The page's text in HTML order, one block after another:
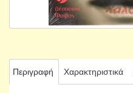
Περιγραφή Χαρακτηριστικά